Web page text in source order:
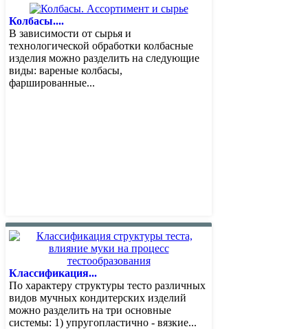
Колбасы....
В зависимости от сырья и
технологической обработки колбасные
изделия можно разделить на следующие
виды: вареные колбасы,
фаршированные...
Классификация...
По характеру структуры тесто различных
видов мучных кондитерских изделий
можно разделить на три основные
системы: 1) упругопластично - вязкие...